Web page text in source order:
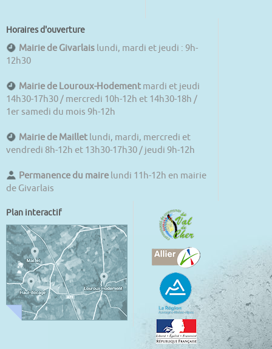
Horaires d'ouverture
Mairie de Givarlais lundi, mardi et jeudi : 9h-
12h30
Mairie de Louroux-Hodement mardi et jeudi
14h30-17h30 / mercredi 10h-12h et 14h30-18h /
1er samedi du mois 9h-12h
Mairie de Maillet lundi, mardi, mercredi et
vendredi 8h-12h et 13h30-17h30 / jeudi 9h-12h
Permanence du maire lundi 11h-12h en mairie
de Givarlais
Plan interactif